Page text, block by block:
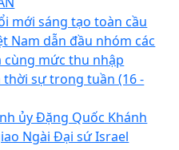
mới sáng tạo toàn cầu
Nam dẫn đầu nhóm các
cùng mức thu nhập
sự trong tuần (16 -
ủy Đặng Quốc Khánh
Ngài Đại sứ Israel